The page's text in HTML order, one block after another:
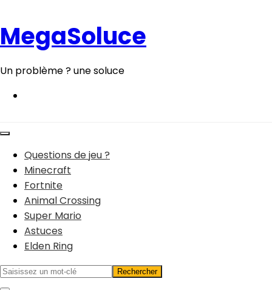
contenu
MegaSoluce
Un problème ? une soluce
Questions de jeu ?
Minecraft
Fortnite
Animal Crossing
Super Mario
Astuces
Elden Ring